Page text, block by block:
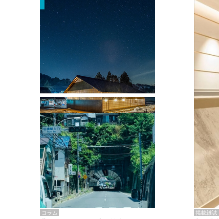
掲載雑誌
掲載雑誌・書籍
『街歩き研修「アールデコとモダニズ
ム、和風バロック」』のレポート記事が
掲載
コラム